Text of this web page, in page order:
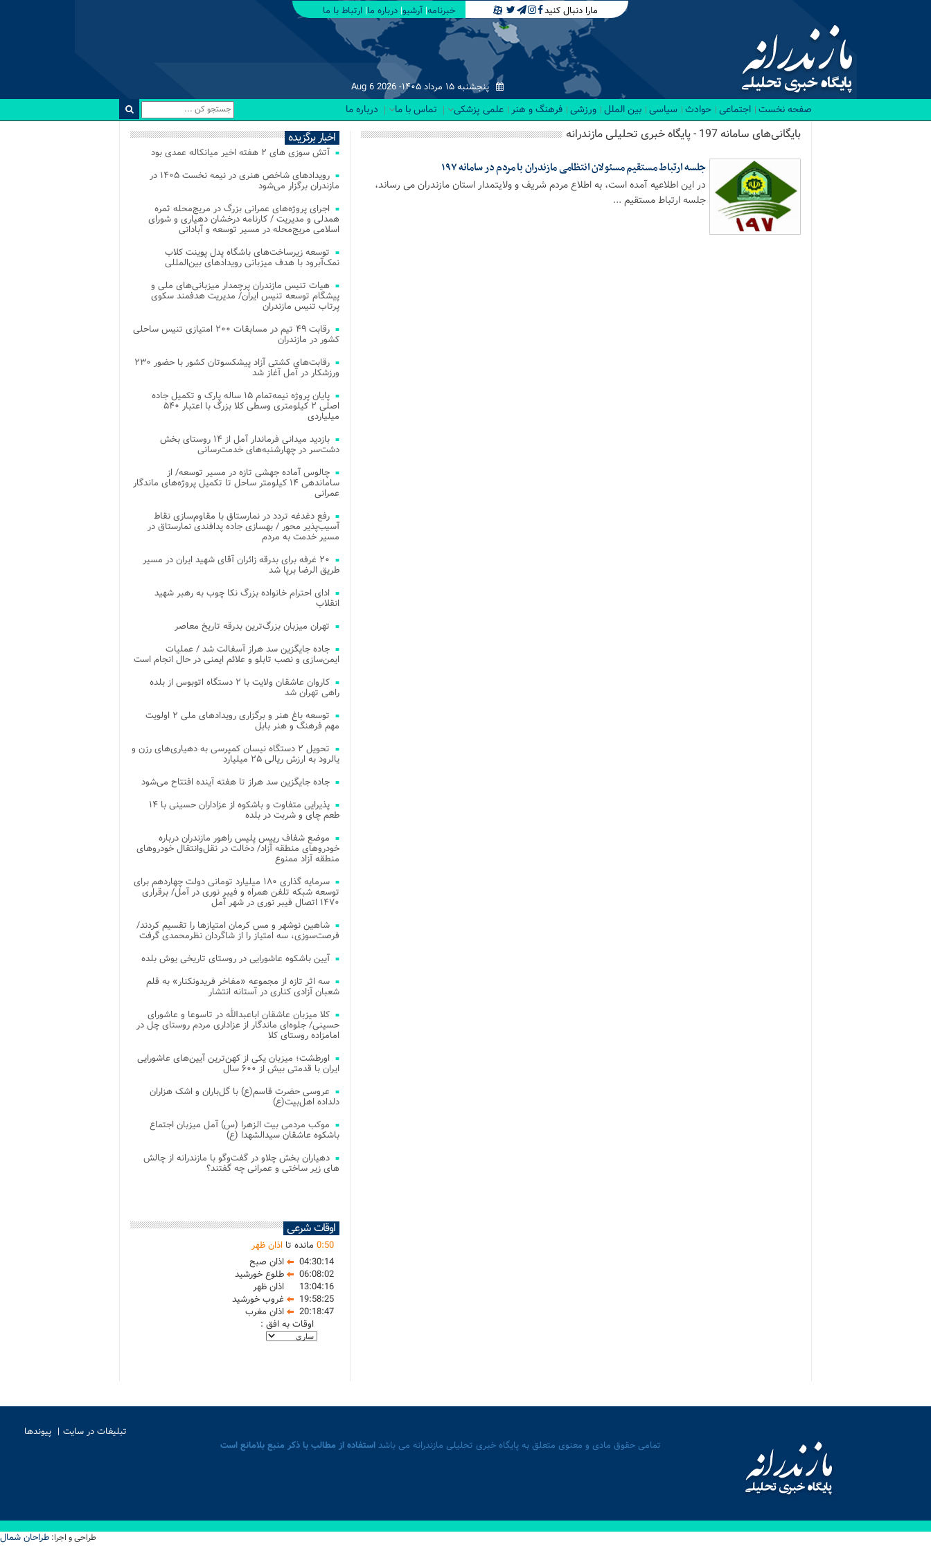
مارا دنبال کنید خبرنامه آرشیو درباره ما ارتباط با ما
پنجشنبه ۱۵ مرداد ۱۴۰۵- Aug 6 2026
صفحه نخست اجتماعی حوادث سیاسی بین الملل ورزشی فرهنگ و هنر علمی پزشکی تماس با ما درباره ما
بایگانی‌های سامانه 197 - پایگاه خبری تحلیلی مازندرانه
جلسه ارتباط مستقیم مسئولان انتظامی مازندران با مردم در سامانه ۱۹۷
در این اطلاعیه آمده است، به اطلاع مردم شریف و ولایتمدار استان مازندران می رساند،
جلسه ارتباط مستقیم ...
اخبار برگزیده
آتش‌ سوزی‌ های ۲ هفته اخیر میانکاله عمدی بود
رویدادهای شاخص هنری در نیمه نخست ۱۴۰۵ در
مازندران برگزار می‌شود
اجرای پروژه‌های عمرانی بزرگ در مریج‌محله ثمره
همدلی و مدیریت / کارنامه درخشان دهیاری و شورای
اسلامی مریج‌محله در مسیر توسعه و آبادانی
توسعه زیرساخت‌های باشگاه پدل پوینت کلاب
نمک‌آبرود با هدف میزبانی رویدادهای بین‌المللی
هیات تنیس مازندران پرچمدار میزبانی‌های ملی و
پیشگام توسعه تنیس ایران/ مدیریت هدفمند سکوی
پرتاب تنیس مازندران
رقابت ۴۹ تیم در مسابقات ۲۰۰ امتیازی تنیس ساحلی
کشور در مازندران
رقابت‌های کشتی آزاد پیشکسوتان کشور با حضور ۲۳۰
ورزشکار در آمل آغاز شد
پایان پروژه نیمه‌تمام ۱۵ ساله پارک و تکمیل جاده
اصلی ۲ کیلومتری وسطی کلا بزرگ با اعتبار ۵۴۰
میلیاردی
بازدید میدانی فرماندار آمل از ۱۴ روستای بخش
دشت‌سر در چهارشنبه‌های خدمت‌رسانی
چالوس آماده جهشی تازه در مسیر توسعه/ از
ساماندهی ۱۴ کیلومتر ساحل تا تکمیل پروژه‌های ماندگار
عمرانی
رفع دغدغه تردد در نمارستاق با مقاوم‌سازی نقاط
آسیب‌پذیر محور / بهسازی جاده پدافندی نمارستاق در
مسیر خدمت به مردم
۲۰ غرفه برای بدرقه زائران آقای شهید ایران در مسیر
طریق الرضا برپا شد
ادای احترام خانواده بزرگ نکا چوب به رهبر شهید
انقلاب
تهران میزبان بزرگ‌ترین بدرقه تاریخ معاصر
جاده جایگزین سد هراز آسفالت شد / عملیات
ایمن‌سازی و نصب تابلو و علائم ایمنی در حال انجام است
کاروان عاشقان ولایت با ۲ دستگاه اتوبوس از بلده
راهی تهران شد
توسعه باغ هنر و برگزاری رویدادهای ملی ۲ اولویت
مهم فرهنگ و هنر بابل
تحویل ۲ دستگاه نیسان کمپرسی به دهیاری‌های رزن و
یالرود به ارزش ریالی ۲۵ میلیارد
جاده جایگزین سد هراز تا هفته آینده افتتاح می‌شود
پذیرایی متفاوت و باشکوه از عزاداران حسینی با ۱۴
طعم چای و شربت در بلده
موضع شفاف رییس پلیس راهور مازندران درباره
خودروهای منطقه آزاد/ دخالت در نقل‌وانتقال خودروهای
منطقه آزاد ممنوع
سرمایه گذاری ۱۸۰ میلیارد تومانی دولت چهاردهم برای
توسعه شبکه تلفن همراه و فیبر نوری در آمل/ برقراری
۱۴۷۰ اتصال فیبر نوری در شهر آمل
شاهین نوشهر و مس کرمان امتیازها را تقسیم کردند/
فرصت‌سوزی، سه امتیاز را از شاگردان نظرمحمدی گرفت
آیین باشکوه عاشورایی در روستای تاریخی یوش بلده
سه اثر تازه از مجموعه «مفاخر فریدونکنار» به قلم
شعبان آزادی کناری در آستانه انتشار
کلا میزبان عاشقان اباعبدالله در تاسوعا و عاشورای
حسینی/ جلوه‌ای ماندگار از عزاداری مردم روستای چل در
امامزاده روستای کلا
اورطشت؛ میزبان یکی از کهن‌ترین آیین‌های عاشورایی
ایران با قدمتی بیش از ۶۰۰ سال
عروسی حضرت قاسم(ع) با گل‌باران و اشک هزاران
دلداده اهل‌بیت(ع)
موکب مردمی بیت‌ الزهرا (س) آمل میزبان اجتماع
باشکوه عاشقان سیدالشهدا (ع)
دهیاران بخش چلاو در گفت‌وگو با مازندرانه از چالش
های زیر ساختی و عمرانی چه گفتند؟
اوقات شرعی
0:50 مانده تااذان ظهر
04:30:14
اذان صبح
06:08:02
طلوع خورشید
13:04:16
اذان ظهر
19:58:25
غروب خورشید
20:18:47
اذان مغرب
اوقات به افق :
تبلیغات در سایت
پیوندها
تمامی حقوق مادی و معنوی متعلق به پایگاه خبری تحلیلی مازندرانه می باشداستفاده از مطالب با ذکر منبع بلامانع است
طراحی و اجرا: طراحان شمال